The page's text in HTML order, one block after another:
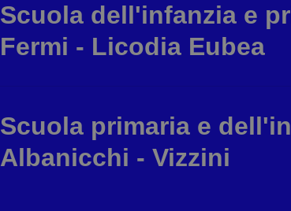
Scuola dell'infanzia e
Fermi - Licodia Eubea
Scuola primaria e
Albanicchi - Vizzini